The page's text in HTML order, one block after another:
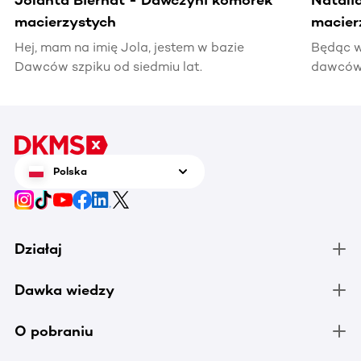
macierzystych
Hej, mam na imię Jola, jestem w bazie
Dawców szpiku od siedmiu lat.
Będąc
Polska
Działaj
Dawka wiedzy
O pobraniu